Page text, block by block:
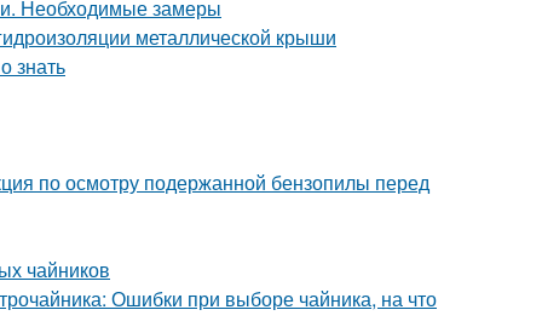
Необходимые замеры
металлической крыши
знать
по осмотру подержанной бензопилы перед
чайников
Ошибки при выборе чайника, на что